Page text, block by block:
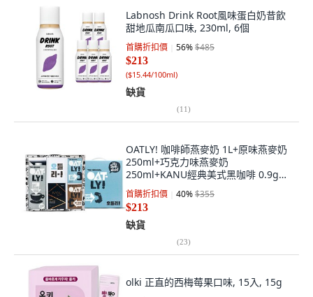
Labnosh Drink Root風味蛋白奶昔飲
甜地瓜南瓜口味, 230ml, 6個
首購折扣價 56%$485
$213
($15.44/100ml)
缺貨
(11)
OATLY! 咖啡師燕麥奶 1L+原味燕麥奶
250ml+巧克力味燕麥奶
250ml+KANU經典美式黑咖啡 0.9g
12入, 1組
首購折扣價 40%$355
$213
缺貨
(23)
olki 正直的西梅莓果口味, 15入, 15g